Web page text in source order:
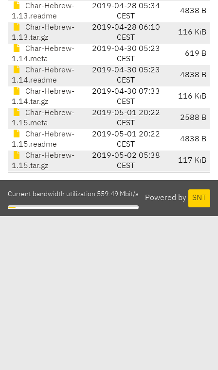
Char-Hebrew-
1.13.readme
2019-04-28 05:34
CEST
4838 B
Char-Hebrew-
1.13.tar.gz
2019-04-28 06:10
CEST
116 KiB
Char-Hebrew-
1.14.meta
2019-04-30 05:23
CEST
619 B
Char-Hebrew-
1.14.readme
2019-04-30 05:23
CEST
4838 B
Char-Hebrew-
1.14.tar.gz
2019-04-30 07:33
CEST
116 KiB
Char-Hebrew-
1.15.meta
2019-05-01 20:22
CEST
2588 B
Char-Hebrew-
1.15.readme
2019-05-01 20:22
CEST
4838 B
Char-Hebrew-
1.15.tar.gz
2019-05-02 05:38
CEST
117 KiB
Powered by SNT
Current bandwidth utilization 559.49 Mbit/s